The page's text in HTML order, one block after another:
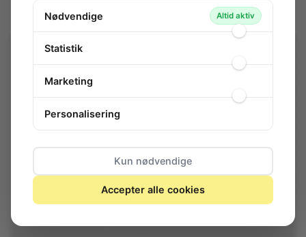
136-703 / SB813525
Nødvendige Altid aktiv
Statistik
Marketing
Personalisering
Kun nødvendige
Accepter alle cookies